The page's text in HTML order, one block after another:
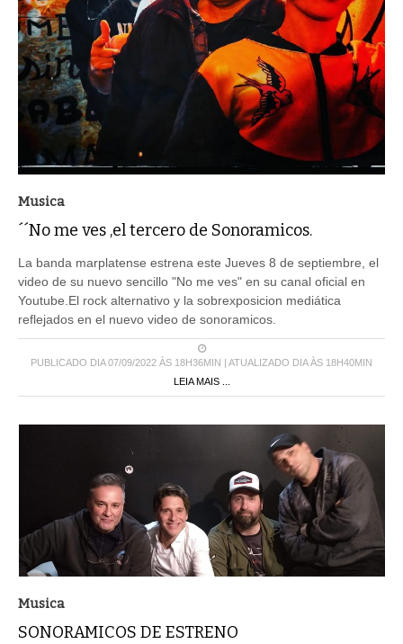
Musica
´´No me ves ,el tercero de Sonoramicos.
La banda marplatense estrena este Jueves 8 de septiembre, el
video de su nuevo sencillo "No me ves" en su canal oficial en
Youtube.El rock alternativo y la sobrexposicion mediática
reflejados en el nuevo video de sonoramicos.
PUBLICADO DIA 07/09/2022 ÀS 18H36MIN | ATUALIZADO DIA ÀS 18H40MIN
LEIA MAIS ...
Musica
SONORAMICOS DE ESTRENO